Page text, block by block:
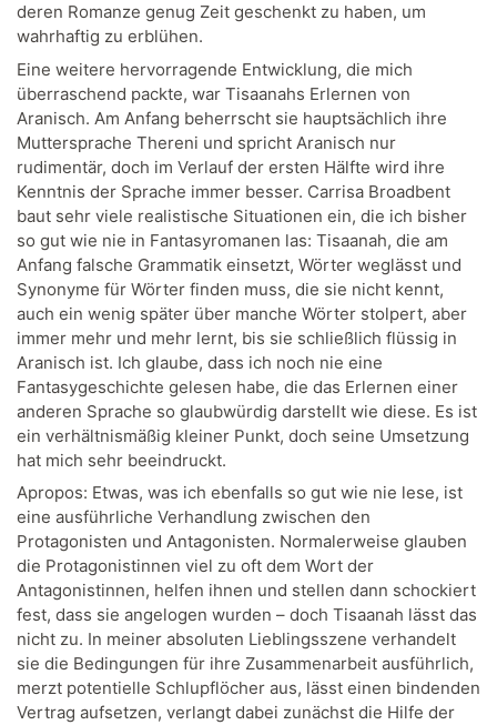
deren Romanze genug Zeit geschenkt zu haben, um
wahrhaftig zu erblühen.
Eine weitere hervorragende Entwicklung, die mich
überraschend packte, war Tisaanahs Erlernen von
Aranisch. Am Anfang beherrscht sie hauptsächlich ihre
Muttersprache Thereni und spricht Aranisch nur
rudimentär, doch im Verlauf der ersten Hälfte wird ihre
Kenntnis der Sprache immer besser. Carrisa Broadbent
baut sehr viele realistische Situationen ein, die ich bisher
so gut wie nie in Fantasyromanen las: Tisaanah, die am
Anfang falsche Grammatik einsetzt, Wörter weglässt und
Synonyme für Wörter finden muss, die sie nicht kennt,
auch ein wenig später über manche Wörter stolpert, aber
immer mehr und mehr lernt, bis sie schließlich flüssig in
Aranisch ist. Ich glaube, dass ich noch nie eine
Fantasygeschichte gelesen habe, die das Erlernen einer
anderen Sprache so glaubwürdig darstellt wie diese. Es ist
ein verhältnismäßig kleiner Punkt, doch seine Umsetzung
hat mich sehr beeindruckt.
Apropos: Etwas, was ich ebenfalls so gut wie nie lese, ist
eine ausführliche Verhandlung zwischen den
Protagonisten und Antagonisten. Normalerweise glauben
die Protagonistinnen viel zu oft dem Wort der
Antagonistinnen, helfen ihnen und stellen dann schockiert
fest, dass sie angelogen wurden – doch Tisaanah lässt das
nicht zu. In meiner absoluten Lieblingsszene verhandelt
sie die Bedingungen für ihre Zusammenarbeit ausführlich,
merzt potentielle Schlupflöcher aus, lässt einen bindenden
Vertrag aufsetzen, verlangt dabei zunächst die Hilfe der